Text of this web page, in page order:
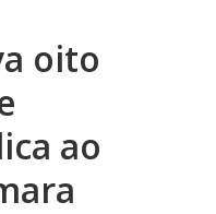
oito
ao